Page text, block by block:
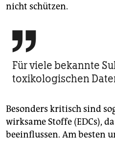
nicht schützen.

Für viele bekannte
toxikologischen
Besonders kritisch sind
wirksame Stoffe (EDCs),
beeinflussen. Am besten